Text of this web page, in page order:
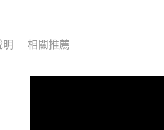
明 相關推薦